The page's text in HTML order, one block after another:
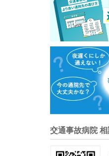
交通事故病院 相